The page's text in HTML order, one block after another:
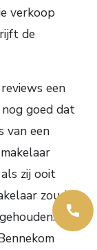
verkoop
de
een
nog goed dat
van een
zij ooit
zouden